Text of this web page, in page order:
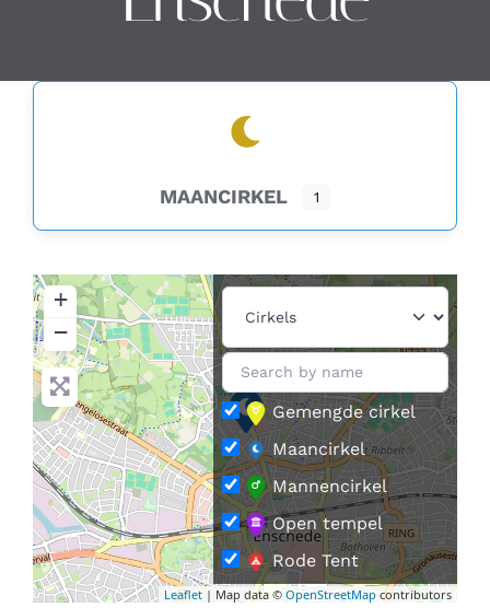
MAANCIRKEL 1
+
−
Leaflet| Map data © OpenStreetMap contributors
Gemengde cirkel
Maancirkel
Mannencirkel
Open tempel
Rode Tent
Vrouwencirkel